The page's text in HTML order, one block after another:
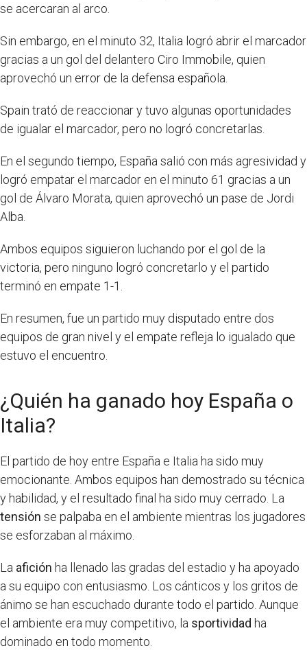
se acercaran al arco.
Sin embargo, en el minuto 32, Italia logró abrir el marcador
gracias a un gol del delantero Ciro Immobile, quien
aprovechó un error de la defensa española.
Spain trató de reaccionar y tuvo algunas oportunidades
de igualar el marcador, pero no logró concretarlas.
En el segundo tiempo, España salió con más agresividad y
logró empatar el marcador en el minuto 61 gracias a un
gol de Álvaro Morata, quien aprovechó un pase de Jordi
Alba.
Ambos equipos siguieron luchando por el gol de la
victoria, pero ninguno logró concretarlo y el partido
terminó en empate 1-1.
En resumen, fue un partido muy disputado entre dos
equipos de gran nivel y el empate refleja lo igualado que
estuvo el encuentro.
¿Quién ha ganado hoy España o
Italia?
El partido de hoy entre España e Italia ha sido muy
emocionante. Ambos equipos han demostrado su técnica
y habilidad, y el resultado final ha sido muy cerrado. La
tensión se palpaba en el ambiente mientras los jugadores
se esforzaban al máximo.
La afición ha llenado las gradas del estadio y ha apoyado
a su equipo con entusiasmo. Los cánticos y los gritos de
ánimo se han escuchado durante todo el partido. Aunque
el ambiente era muy competitivo, la sportividad ha
dominado en todo momento.